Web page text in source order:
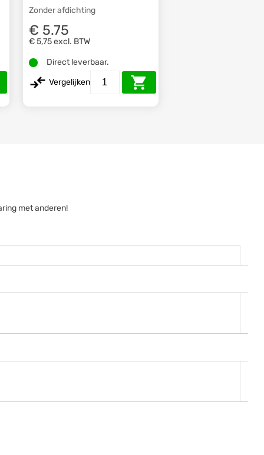
Zonder afdichting
€ 5.75
€ 5,75excl. BTW
Direct leverbaar.
Vergelijken
met anderen!